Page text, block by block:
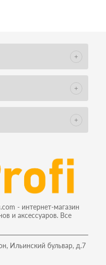
- интернет-магазин
и аксессуаров. Все
Ильинский бульвар, д.7